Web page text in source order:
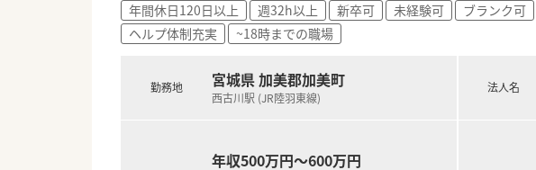
年間休日120日以上 週32h以上 新卒可 未経験可 ブランク可
ヘルプ体制充実
~18時までの職場
勤務地 宮城県 加美郡加美町
西古川駅 (JR陸羽東線)
年収500万円～600万円
法人名